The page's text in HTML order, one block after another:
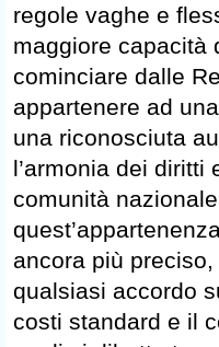
regole vaghe e
maggiore capacità
cominciare dalle
appartenere ad
una riconosciuta
l’armonia dei
comunità
ancora più
qualsiasi accordo
costi standard e il